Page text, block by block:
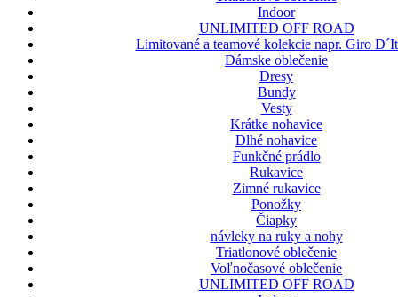
Indoor
UNLIMITED OFF ROAD
Limitované a teamové kolekcie napr. Giro
Dámske oblečenie
Dresy
Bundy
Vesty
Krátke nohavice
Dlhé nohavice
Funkčné prádlo
Rukavice
Zimné rukavice
Ponožky
Čiapky
návleky na ruky a nohy
Triatlonové oblečenie
Voľnočasové oblečenie
UNLIMITED OFF ROAD